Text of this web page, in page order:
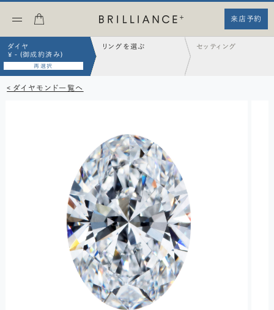
来店予約
ダイヤ
¥ - (御成約済み)
再選択
リングを選ぶ セッティング
< ダイヤモンド一覧へ